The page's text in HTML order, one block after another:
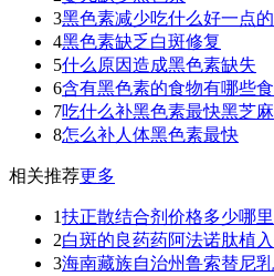
3黑色素减少吃什么好一点
4黑色素缺乏白斑修复
5什么原因造成黑色素缺失
6含有黑色素的食物有哪些
7吃什么补黑色素最快黑芝麻
8怎么补人体黑色素最快
相关推荐更多
1扶正散结合剂价格多少哪
2白斑的良药药阿法诺肽植
3海南藏族自治州鲁索替尼